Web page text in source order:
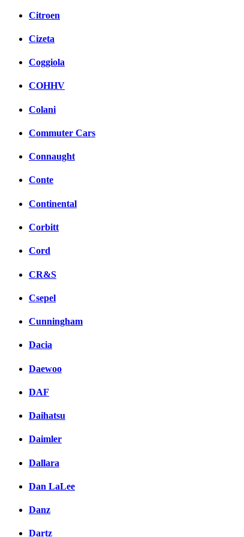
Citroen
Cizeta
Coggiola
COHHV
Colani
Commuter Cars
Connaught
Conte
Continental
Corbitt
Cord
CR&S
Csepel
Cunningham
Dacia
Daewoo
DAF
Daihatsu
Daimler
Dallara
Dan LaLee
Danz
Dartz